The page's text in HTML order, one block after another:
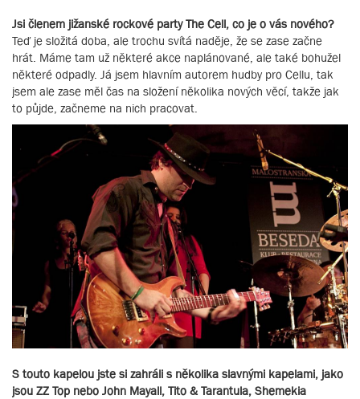
Jsi členem jižanské rockové party The Cell, co je o vás nového?
Teď je složitá doba, ale trochu svítá naděje, že se zase začne
hrát. Máme tam už některé akce naplánované, ale také bohužel
některé odpadly. Já jsem hlavním autorem hudby pro Cellu, tak
jsem ale zase měl čas na složení několika nových věcí, takže jak
to půjde, začneme na nich pracovat.
S touto kapelou jste si zahráli s několika slavnými kapelami, jako
jsou ZZ Top nebo John Mayall, Tito & Tarantula, Shemekia